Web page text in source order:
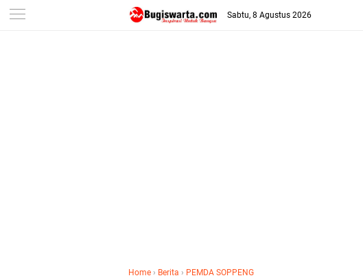
-->
Sabtu, 8 Agustus 2026
Home › Berita › PEMDA SOPPENG